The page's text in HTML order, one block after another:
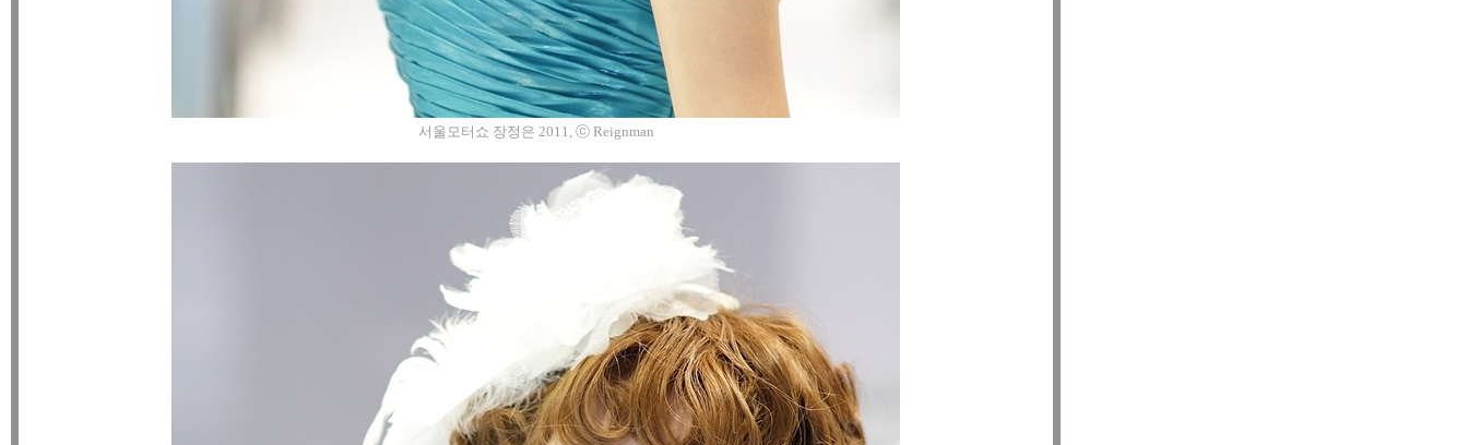
서울모터쇼 장정은 2011, ⓒ Reignman